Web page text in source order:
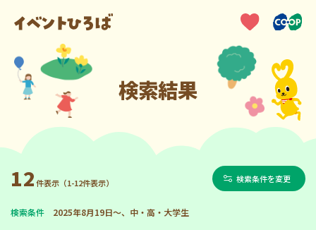
検索結果
12件表示（1-12件表示） 検索条件を変更
検索条件 2025年8月19日～、中・高・大学生